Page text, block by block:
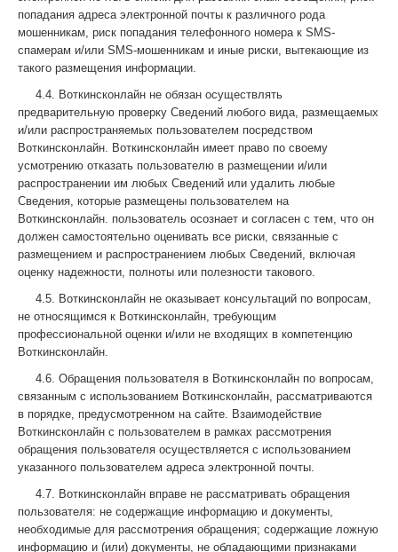
попадания адреса электронной почты к различного рода
мошенникам, риск попадания телефонного номера к SMS-
спамерам и/или SMS-мошенникам и иные риски, вытекающие из
такого размещения информации.
4.4. Воткинсконлайн не обязан осуществлять
предварительную проверку Сведений любого вида, размещаемых
и/или распространяемых пользователем посредством
Воткинсконлайн. Воткинсконлайн имеет право по своему
усмотрению отказать пользователю в размещении и/или
распространении им любых Сведений или удалить любые
Сведения, которые размещены пользователем на
Воткинсконлайн. пользователь осознает и согласен с тем, что он
должен самостоятельно оценивать все риски, связанные с
размещением и распространением любых Сведений, включая
оценку надежности, полноты или полезности такового.
4.5. Воткинсконлайн не оказывает консультаций по вопросам,
не относящимся к Воткинсконлайн, требующим
профессиональной оценки и/или не входящих в компетенцию
Воткинсконлайн.
4.6. Обращения пользователя в Воткинсконлайн по вопросам,
связанным с использованием Воткинсконлайн, рассматриваются
в порядке, предусмотренном на сайте. Взаимодействие
Воткинсконлайн с пользователем в рамках рассмотрения
обращения пользователя осуществляется с использованием
указанного пользователем адреса электронной почты.
4.7. Воткинсконлайн вправе не рассматривать обращения
пользователя: не содержащие информацию и документы,
необходимые для рассмотрения обращения; содержащие ложную
информацию и (или) документы, не обладающими признаками